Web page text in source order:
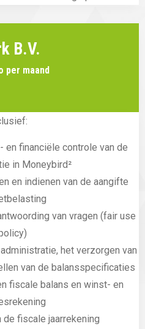
B.V.
per maand
en financiële controle van de
in Moneybird²
en indienen van de aangifte
van vragen (fair use
het verzorgen van
van de balansspecificaties
fiscale balans en winst- en
fiscale jaarrekening